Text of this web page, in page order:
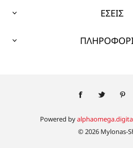
ΕΣΕΙΣ
Powered by
© 2026 Mylonas-